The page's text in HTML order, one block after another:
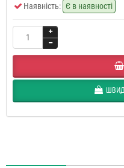
Наявність: Є в наявності